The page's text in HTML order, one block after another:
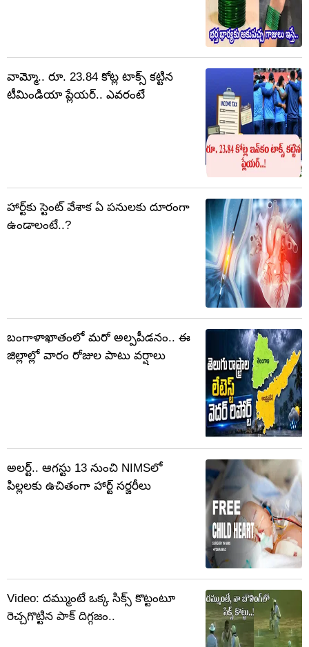
వామ్మో.. రూ. 23.84 కోట్ల టాక్స్ కట్టిన
టీమిండియా ప్లేయర్.. ఎవరంటే
హార్ట్‌కు స్టెంట్ వేశాక ఏ పనులకు దూరంగా
ఉండాలంటే..?
బంగాళాఖాతంలో మరో అల్పపీడనం.. ఈ
జిల్లాల్లో వారం రోజుల పాటు వర్షాలు
అలర్ట్.. ఆగస్టు 13 నుంచి NIMSలో
పిల్లలకు ఉచితంగా హార్ట్ సర్జరీలు
Video: దమ్ముంటే ఒక్క సిక్స్ కొట్టంటూ
రెచ్చగొట్టిన పాక్ దిగ్గజం..